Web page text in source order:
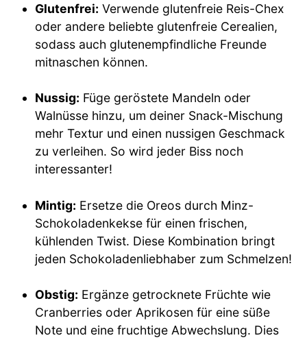
Glutenfrei: Verwende glutenfreie Reis-Chex
oder andere beliebte glutenfreie Cerealien,
sodass auch glutenempfindliche Freunde
mitnaschen können.
Nussig: Füge geröstete Mandeln oder
Walnüsse hinzu, um deiner Snack-Mischung
mehr Textur und einen nussigen Geschmack
zu verleihen. So wird jeder Biss noch
interessanter!
Mintig: Ersetze die Oreos durch Minz-
Schokoladenkekse für einen frischen,
kühlenden Twist. Diese Kombination bringt
jeden Schokoladenliebhaber zum Schmelzen!
Obstig: Ergänze getrocknete Früchte wie
Cranberries oder Aprikosen für eine süße
Note und eine fruchtige Abwechslung. Dies